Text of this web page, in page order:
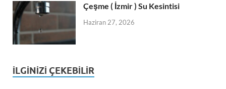
Çeşme ( İzmir ) Su Kesintisi
Haziran 27, 2026
İLGINIZI ÇEKEBILIR